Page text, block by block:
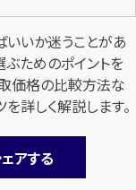
いいか迷うことがあ
ぶためのポイントを
価格の比較方法な
詳しく解説します。
アする